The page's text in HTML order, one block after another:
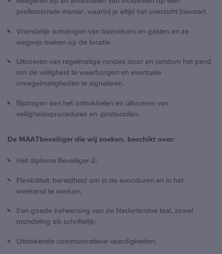
professionele manier, waarbij je altijd het overzicht bewaart.
Vriendelijk ontvangen van bezoekers en gasten en ze
wegwijs maken op de locatie.
Uitvoeren van regelmatige rondes door en rondom het pand
om de veiligheid te waarborgen en eventuele
onregelmatigheden te signaleren.
Bijdragen aan het ontwikkelen en uitvoeren van
veiligheidsprocedures en -protocollen.
De MAATbeveiliger die wij zoeken, beschikt over:
Het diploma Beveiliger-2;
Flexibiliteit: bereidheid om in de avonduren en in het
weekend te werken;
Een goede beheersing van de Nederlandse taal, zowel
mondeling als schriftelijk;
Uitstekende communicatieve vaardigheden;